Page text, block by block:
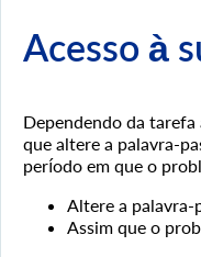
Acesso à
Dependendo da
que altere a palavra-
período em que o
Altere a palavra-
Assim que o